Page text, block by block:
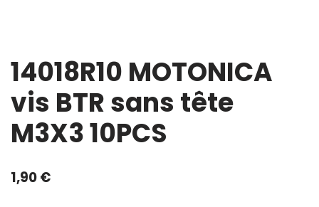
14018R10 MOTONICA
vis BTR sans tête
M3X3 10PCS
1,90€